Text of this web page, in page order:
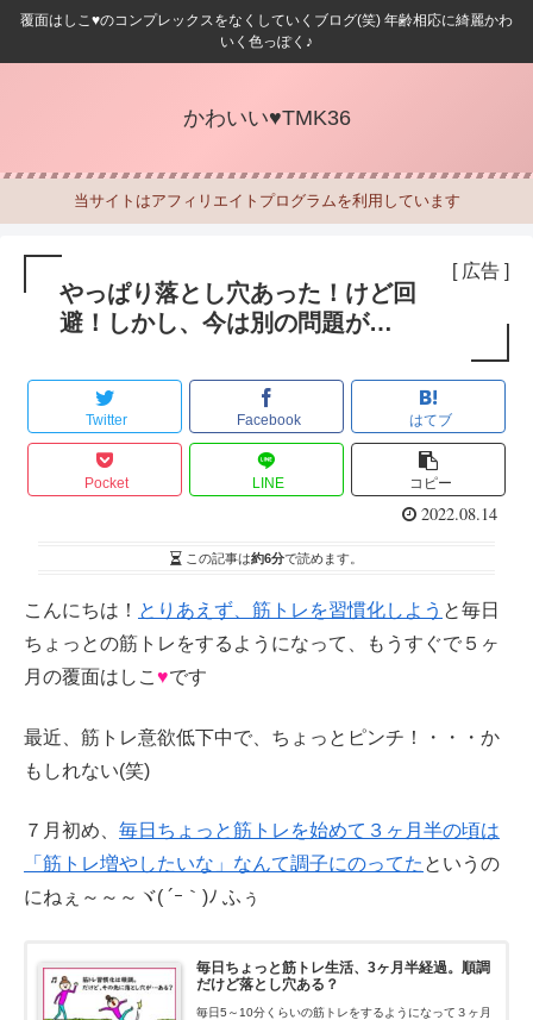
覆面はしこ♥のコンプレックスをなくしていくブログ(笑) 年齢相応に綺麗かわ
いく色っぽく♪
かわいい♥TMK36
当サイトはアフィリエイトプログラムを利用しています
[ 広告 ]
やっぱり落とし穴あった！けど回
避！しかし、今は別の問題が…
Twitter Facebook はてブ
Pocket LINE コピー
2022.08.14
この記事は約6分で読めます。
こんにちは！ とりあえず、筋トレを習慣化しよう と毎日
ちょっとの筋トレをするようになって、もうすぐで５ヶ
月の覆面はしこ ♥です
最近、筋トレ意欲低下中で、ちょっとピンチ！・・・か
もしれない(笑)
７月初め、 毎日ちょっと筋トレを始めて３ヶ月半の頃は
「筋トレ増やしたいな」なんて調子にのってた というの
にねぇ～～～ヾ( ´ｰ｀)ﾉ ふぅ
毎日ちょっと筋トレ生活、3ヶ月半経過。順調
だけど落とし穴ある？
毎日5～10分くらいの筋トレをするようになって３ヶ月